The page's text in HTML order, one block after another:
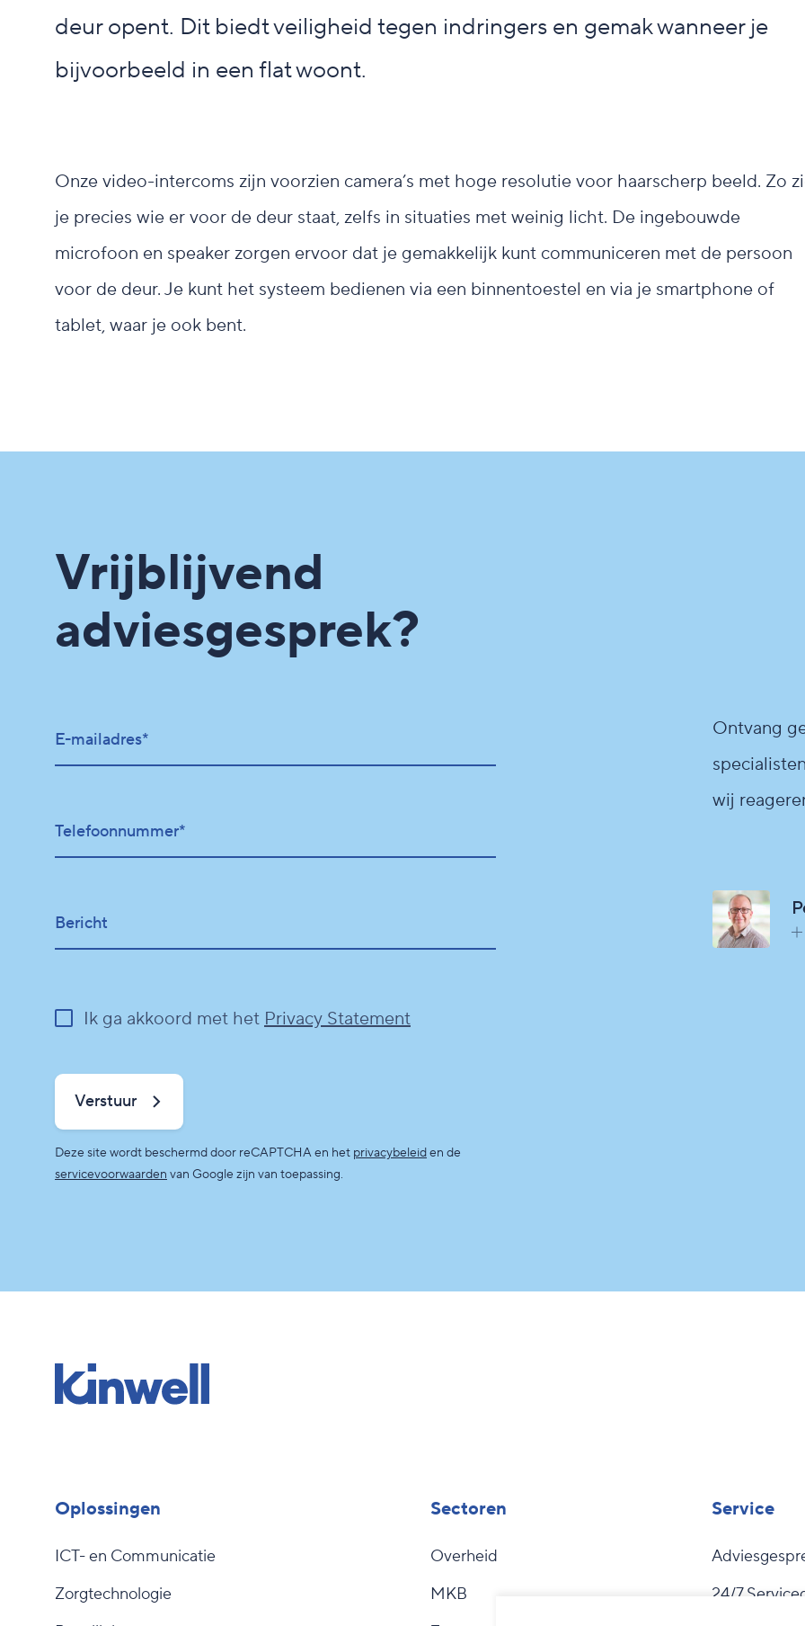
deur opent. Dit biedt veiligheid tegen indringers en gemak wanneer je
bijvoorbeeld in een flat woont.
Onze video-intercoms zijn voorzien camera’s met hoge resolutie voor haarscherp beeld. Zo
je precies wie er voor de deur staat, zelfs in situaties met weinig licht. De ingebouwde
microfoon en speaker zorgen ervoor dat je gemakkelijk kunt communiceren met de persoon
voor de deur. Je kunt het systeem bedienen via een binnentoestel en via je smartphone of
tablet, waar je ook bent.
Vrijblijvend
adviesgesprek?
E-mailadres*
Telefoonnummer*
Bericht
Ik ga akkoord met het Privacy Statement
Verstuur
Deze site wordt beschermd door reCAPTCHA en het privacybeleiden de
servicevoorwaarden van Google zijn van toepassing.
Ontvang
wij
Oplossingen
ICT- en Communicatie
Zorgtechnologie
Sectoren
Overheid
MKB
Service
24/7